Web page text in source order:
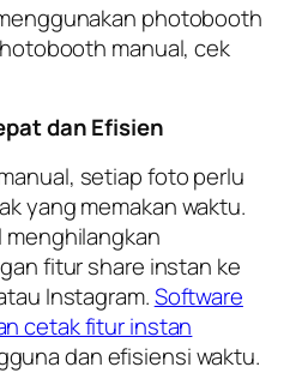
photobooth
manual, cek
dan Efisien
setiap foto perlu
yang memakan waktu.
fitur share instan ke
Instagram.Software
cetak fitur instan
dan efisiensi waktu.